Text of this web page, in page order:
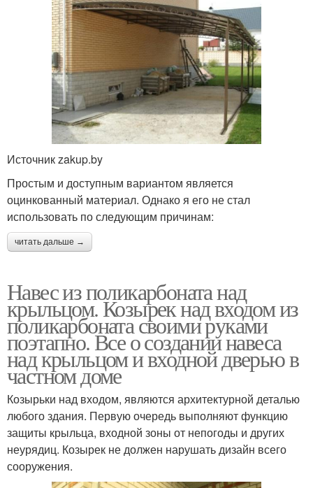
Источник zakup.by
Простым и доступным вариантом является
оцинкованный материал. Однако я его не стал
использовать по следующим причинам:
читать дальше →
Навес из поликарбоната над
крыльцом. Козырек над входом из
поликарбоната своими руками
поэтапно. Все о создании навеса
над крыльцом и входной дверью в
частном доме
Козырьки над входом, являются архитектурной деталью
любого здания. Первую очередь выполняют функцию
защиты крыльца, входной зоны от непогоды и других
неурядиц. Козырек не должен нарушать дизайн всего
сооружения.